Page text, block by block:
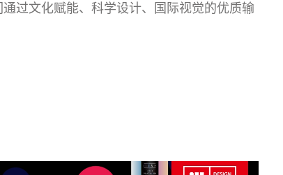
过文化赋能、科学设计、国际视觉的优质输